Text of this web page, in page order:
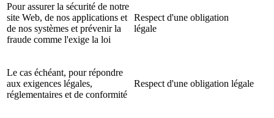
Pour assurer la sécurité de notre
site Web, de nos applications et
de nos systèmes et prévenir la
fraude comme l'exige la loi
Respect d'une obligation
légale
Le cas échéant, pour répondre
aux exigences légales,
réglementaires et de conformité
Respect d'une obligation légale